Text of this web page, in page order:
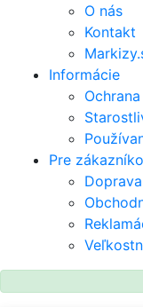
O nás
Kontakt
Informácie
Pre